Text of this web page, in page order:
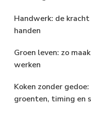
Handwerk: de
handen
Groen leven: zo
werken
Koken zonder
groenten, timing en